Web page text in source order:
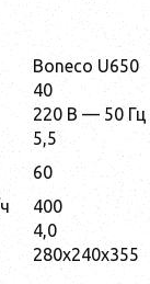
Boneco U650
40
220 В — 50 Гц
5,5
60
400
4,0
280x240x355